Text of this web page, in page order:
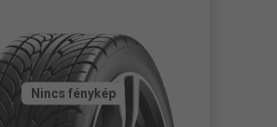
Nincs fénykép